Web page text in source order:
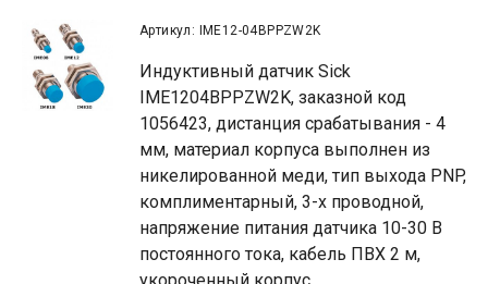
Артикул: IME12-04BPPZW2K
Индуктивный датчик Sick
IME1204BPPZW2K, заказной код
1056423, дистанция срабатывания - 4
мм, материал корпуса выполнен из
никелированной меди, тип выхода PNP,
комплиментарный, 3-х проводной,
напряжение питания датчика 10-30 В
постоянного тока, кабель ПВХ 2 м,